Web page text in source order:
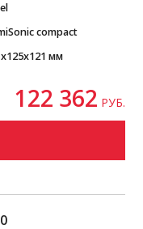
compact
мм
122 362 РУБ.